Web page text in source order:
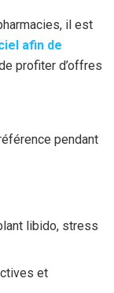
il est
afin de
profiter d’offres
pendant
libido, stress
et